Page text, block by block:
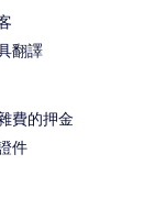
翻譯
費的押金
件